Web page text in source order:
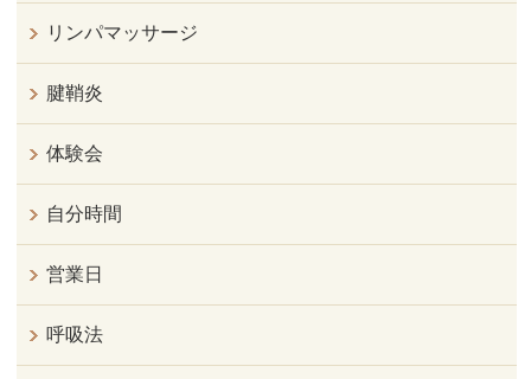
リンパマッサージ
腱鞘炎
体験会
自分時間
営業日
呼吸法